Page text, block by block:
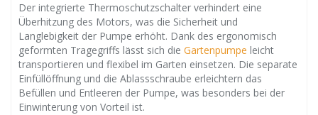
Der integrierte Thermoschutzschalter verhindert eine
Überhitzung des Motors, was die Sicherheit und
Langlebigkeit der Pumpe erhöht. Dank des ergonomisch
geformten Tragegriffs lässt sich die Gartenpumpe leicht
transportieren und flexibel im Garten einsetzen. Die separate
Einfüllöffnung und die Ablassschraube erleichtern das
Befüllen und Entleeren der Pumpe, was besonders bei der
Einwinterung von Vorteil ist.